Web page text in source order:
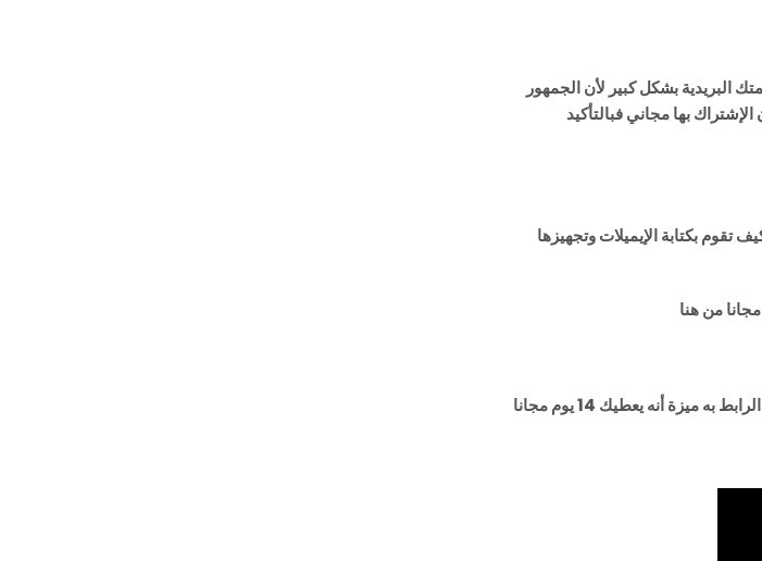
البريدية بشكل كبير لأن الجمهور
بها مجاني فبالتأكيد
بكتابة الإيميلات وتجهيزها
أنه يعطيك 14 يوم مجانا